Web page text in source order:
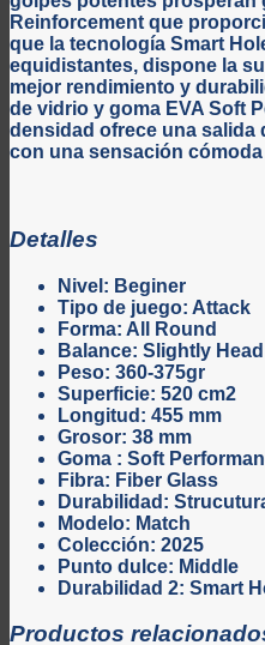
Reinforcement que
que la tecnología Smart
equidistantes, dispone la
mejor rendimiento y
de vidrio y goma EVA Soft
densidad ofrece una salida
con una sensación
Detalles
Nivel: Beginer
Tipo de juego: Attack
Forma: All Round
Balance: Slightly
Peso: 360-375gr
Superficie: 520 cm2
Longitud: 455 mm
Grosor: 38 mm
Goma : Soft
Fibra: Fiber Glass
Durabilidad:
Modelo: Match
Colección: 2025
Punto dulce: Middle
Durabilidad 2: Smart
Productos